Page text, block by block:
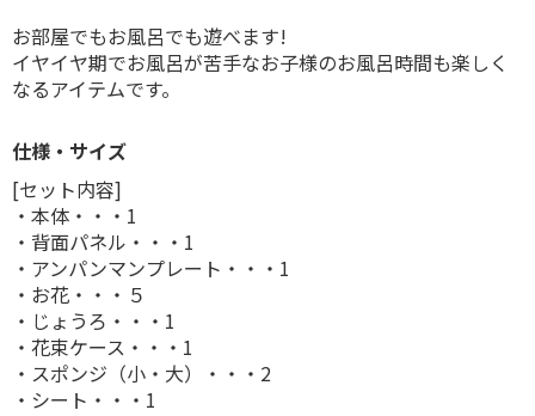
お部屋でもお風呂でも遊べます!
イヤイヤ期でお風呂が苦手なお子様のお風呂時間も楽しく
なるアイテムです。
仕様・サイズ
[セット内容]
・本体・・・1
・背面パネル・・・1
・アンパンマンプレート・・・1
・お花・・・５
・じょうろ・・・1
・花束ケース・・・1
・スポンジ（小・大）・・・2
・シート・・・1